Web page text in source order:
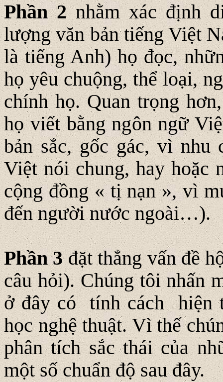
Phần 2nhằm xác định
lượng văn bản tiếng Việt
là tiếng Anh) họ đọc,
họ yêu chuộng, thể loại,
chính họ. Quan trọng
họ viết bằng ngôn ngữ
bản sắc, gốc gác, vì
Việt nói chung, hay hoặc
cộng đồng « tị nạn », vì
đến người nước ngoài…).
Phần 3 đặt thẳng vấn đề
câu hỏi). Chúng tôi nhấn
ở đây có tính cách hiện
học nghệ thuật. Vì thế
phân tích sắc thái của
một số chuẩn độ sau đây.